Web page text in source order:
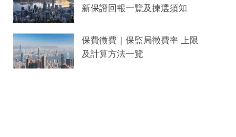
新保證回報一覽及揀選須知
保費徵費｜保監局徵費率 上限
及計算方法一覽